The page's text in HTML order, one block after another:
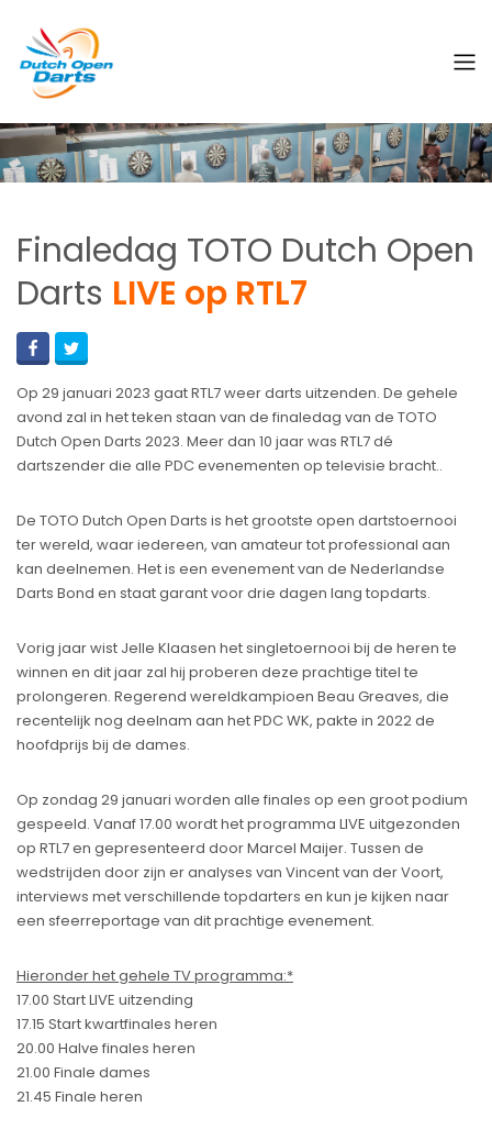
Finaledag TOTO Dutch Open
Darts LIVE op RTL7
Op 29 januari 2023 gaat RTL7 weer darts uitzenden. De gehele
avond zal in het teken staan van de finaledag van de TOTO
Dutch Open Darts 2023. Meer dan 10 jaar was RTL7 dé
dartszender die alle PDC evenementen op televisie bracht..
De TOTO Dutch Open Darts is het grootste open dartstoernooi
ter wereld, waar iedereen, van amateur tot professional aan
kan deelnemen. Het is een evenement van de Nederlandse
Darts Bond en staat garant voor drie dagen lang topdarts.
Vorig jaar wist Jelle Klaasen het singletoernooi bij de heren te
winnen en dit jaar zal hij proberen deze prachtige titel te
prolongeren. Regerend wereldkampioen Beau Greaves, die
recentelijk nog deelnam aan het PDC WK, pakte in 2022 de
hoofdprijs bij de dames.
Op zondag 29 januari worden alle finales op een groot podium
gespeeld. Vanaf 17.00 wordt het programma LIVE uitgezonden
op RTL7 en gepresenteerd door Marcel Maijer. Tussen de
wedstrijden door zijn er analyses van Vincent van der Voort,
interviews met verschillende topdarters en kun je kijken naar
een sfeerreportage van dit prachtige evenement.
Hieronder het gehele TV programma:*
17.00 Start LIVE uitzending
17.15 Start kwartfinales heren
20.00 Halve finales heren
21.00 Finale dames
21.45 Finale heren